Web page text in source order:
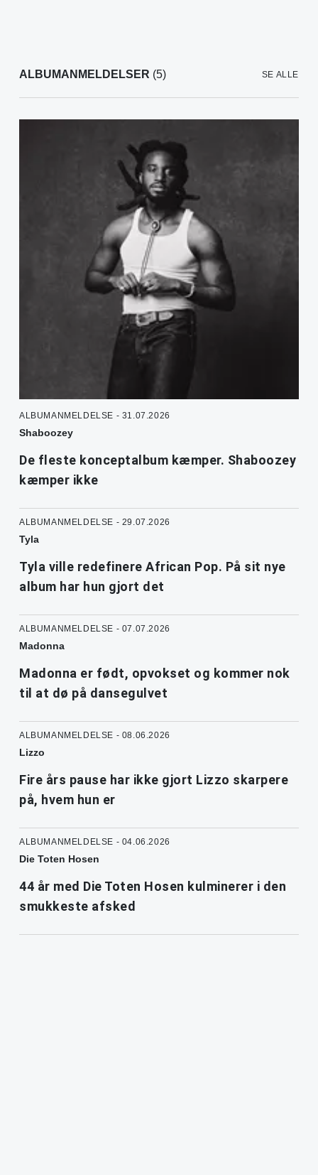
ALBUMANMELDELSER (5) SE ALLE
ALBUMANMELDELSE - 31.07.2026
Shaboozey
De fleste konceptalbum kæmper. Shaboozey
kæmper ikke
ALBUMANMELDELSE - 29.07.2026
Tyla
Tyla ville redefinere African Pop. På sit nye
album har hun gjort det
ALBUMANMELDELSE - 07.07.2026
Madonna
Madonna er født, opvokset og kommer nok
til at dø på dansegulvet
ALBUMANMELDELSE - 08.06.2026
Lizzo
Fire års pause har ikke gjort Lizzo skarpere
på, hvem hun er
ALBUMANMELDELSE - 04.06.2026
Die Toten Hosen
44 år med Die Toten Hosen kulminerer i den
smukkeste afsked